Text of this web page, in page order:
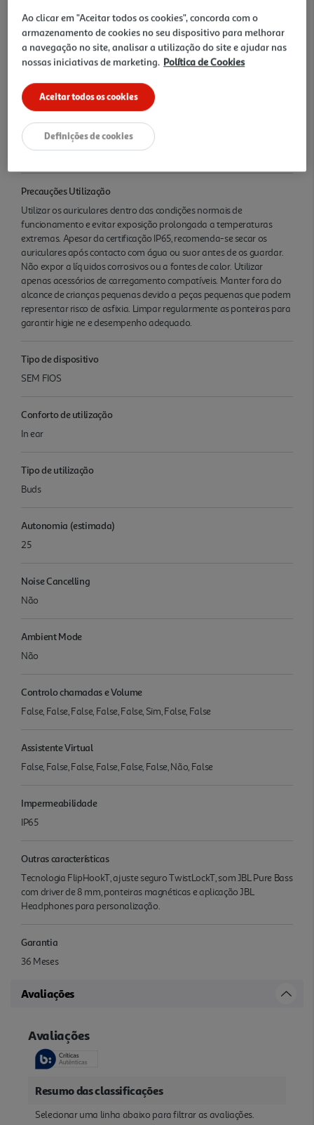
Auriculares Sem Fio JBL Endurance Run 3 Bluetooth
Nome e Morada
Nome da pessoa responsável na UE Harman International
Industries, Incorporated - EMEA Liaison Office Endereço Postal da
pessoa responsável na UE Danzigerkade 16G, 1013 AP Amsterdam,
Países Baixos Fabricante Harman International Industries,
Incorporated Endereço eletrónico da pessoa responsável na UE
Precauções Utilização
Utilizar os auriculares dentro das condições normais de
funcionamento e evitar exposição prolongada a temperaturas
extremas. Apesar da certificação IP65, recomenda-se secar os
auriculares após contacto com água ou suor antes de os guardar.
Não expor a líq uidos corrosivos ou a fontes de calor. Utilizar
apenas acessórios de carregamento compatíveis. Manter fora do
alcance de crianças pequenas devido a peças pequenas que podem
representar risco de asfixia. Limpar regularmente as ponteiras para
garantir higie ne e desempenho adequado.
Tipo de dispositivo
SEM FIOS
Conforto de utilização
In ear
Tipo de utilização
Buds
Autonomia (estimada)
25
Noise Cancelling
Não
Ambient Mode
Não
Controlo chamadas e Volume
False, False, False, False, False, Sim, False, False
Assistente Virtual
False, False, False, False, False, False, Não, False
Impermeabilidade
IP65
Outras características
Tecnologia FlipHookT, ajuste seguro TwistLockT, som JBL Pure Bass
com driver de 8 mm, ponteiras magnéticas e aplicação JBL
Headphones para personalização.
Garantia
36 Meses
Avaliações
Ao clicar em "Aceitar todos os cookies", concorda com o
armazenamento de cookies no seu dispositivo para melhorar
a navegação no site, analisar a utilização do site e ajudar nas
nossas iniciativas de marketing. Política de Cookies
Aceitar todos os cookies
Definições de cookies